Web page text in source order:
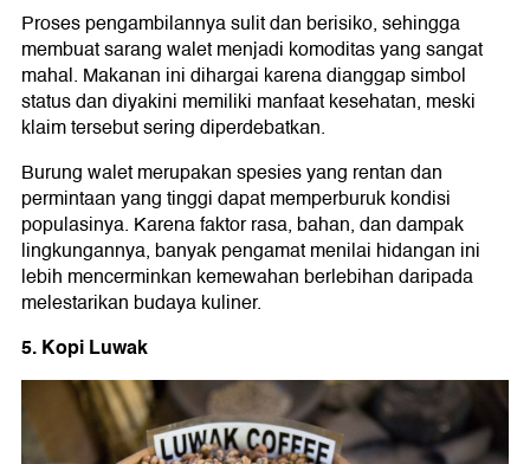
Proses pengambilannya sulit dan berisiko, sehingga
membuat sarang walet menjadi komoditas yang sangat
mahal. Makanan ini dihargai karena dianggap simbol
status dan diyakini memiliki manfaat kesehatan, meski
klaim tersebut sering diperdebatkan.
Burung walet merupakan spesies yang rentan dan
permintaan yang tinggi dapat memperburuk kondisi
populasinya. Karena faktor rasa, bahan, dan dampak
lingkungannya, banyak pengamat menilai hidangan ini
lebih mencerminkan kemewahan berlebihan daripada
melestarikan budaya kuliner.
5. Kopi Luwak